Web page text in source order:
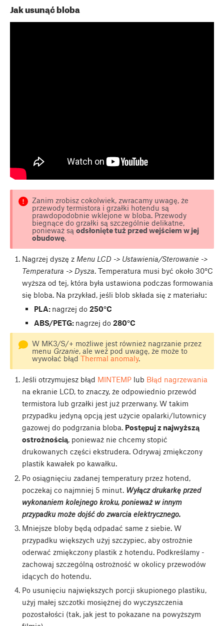
Jak usunąć bloba
Zanim zrobisz cokolwiek, zwracamy uwagę, że
przewody termistora i grzałki hotendu są
prawdopodobnie wklejone w bloba. Przewody
biegnące do grzałki są szczególnie delikatne,
ponieważ są odsłonięte tuż przed wejściem w jej
obudowę.
Nagrzej dyszę z Menu LCD -> Ustawienia/Sterowanie ->
Temperatura -> Dysza. Temperatura musi być około 30°C
wyższa od tej, która była ustawiona podczas formowania
się bloba. Na przykład, jeśli blob składa się z materiału:
PLA: nagrzej do 250°C
ABS/PETG: nagrzej do 280°C
W MK3/S/+ możliwe jest również nagrzanie przez
menu Grzanie, ale weź pod uwagę, że może to
wywołać błąd Thermal anomaly.
Jeśli otrzymujesz błąd MINTEMPlub Błąd nagrzewania
na ekranie LCD, to znaczy, że odpowiednio przewód
termistora lub grzałki jest już przerwany. W takim
przypadku jedyną opcją jest użycie opalarki/lutownicy
gazowej do podgrzania bloba. Postępuj z najwyższą
ostrożnością, ponieważ nie chcemy stopić
drukowanych części ekstrudera. Odrywaj zmiękczony
plastik kawałek po kawałku.
Po osiągnięciu zadanej temperatury przez hotend,
poczekaj co najmniej 5 minut. Wyłącz drukarkę przed
wykonaniem kolejnego kroku, ponieważ w innym
przypadku może dojść do zwarcia elektrycznego.
Mniejsze bloby będą odpadać same z siebie. W
przypadku większych użyj szczypiec, aby ostrożnie
oderwać zmiękczony plastik z hotendu. Podkreślamy -
zachowaj szczególną ostrożność w okolicy przewodów
idących do hotendu.
Po usunięciu największych porcji skupionego plastiku,
użyj małej szczotki mosiężnej do wyczyszczenia
pozostałości (tak, jak jest to pokazane na powyższym